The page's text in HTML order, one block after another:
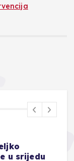
u srijedu